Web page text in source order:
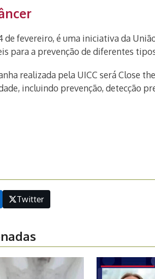
de fevereiro, é uma iniciativa da
para a prevenção de diferentes
realizada pela UICC será Close
incluindo prevenção, detecção
Twitter